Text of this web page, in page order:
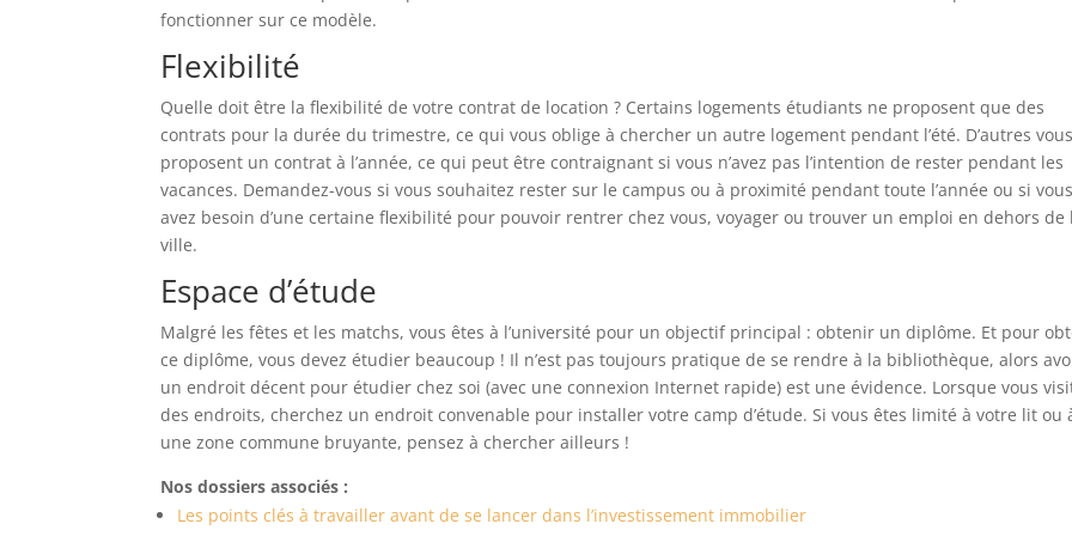
fonctionner sur ce modèle.
Flexibilité
Quelle doit être la flexibilité de votre contrat de location ? Certains logements étudiants ne proposent que des
contrats pour la durée du trimestre, ce qui vous oblige à chercher un autre logement pendant l’été. D’autres vous
proposent un contrat à l’année, ce qui peut être contraignant si vous n’avez pas l’intention de rester pendant les
vacances. Demandez-vous si vous souhaitez rester sur le campus ou à proximité pendant toute l’année ou si vous
avez besoin d’une certaine flexibilité pour pouvoir rentrer chez vous, voyager ou trouver un emploi en dehors de
ville.
Espace d’étude
Malgré les fêtes et les matchs, vous êtes à l’université pour un objectif principal : obtenir un diplôme. Et pour
ce diplôme, vous devez étudier beaucoup ! Il n’est pas toujours pratique de se rendre à la bibliothèque, alors
un endroit décent pour étudier chez soi (avec une connexion Internet rapide) est une évidence. Lorsque vous
des endroits, cherchez un endroit convenable pour installer votre camp d’étude. Si vous êtes limité à votre lit ou
une zone commune bruyante, pensez à chercher ailleurs !
Nos dossiers associés :
Les points clés à travailler avant de se lancer dans l’investissement immobilier